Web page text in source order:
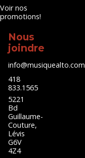
Voir nos
promotions!
Nous
joindre
info@musiquealto.com
418
833.1565
5221
Bd
Guillaume-
Couture,
Lévis
G6V
4Z4